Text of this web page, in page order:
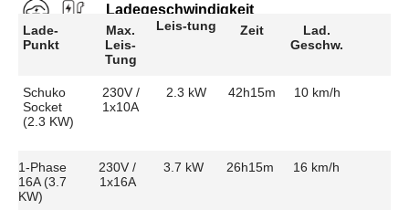
Ladegeschwindigkeit
Lade-
Punkt
Max.
Leis-
Tung
Leis-tung Zeit
Lad.
Geschw.
Schuko
Socket
(2.3 KW)
230V /
1x10A
2.3 kW 42h15m 10 km/h
1-Phase
16A (3.7
KW)
230V /
1x16A
3.7 kW 26h15m 16 km/h